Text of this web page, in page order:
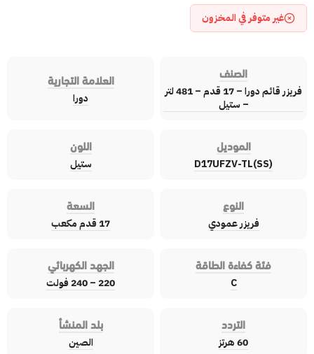
غير متوفر في المخزون
الصنف
فريزر قائم دورا – 17 قدم – 481 لتر
– ستيل
العلامة التجارية
دورا
الموديل
D17UFZV-TL(SS)
اللون
ستيل
النوع
فريزر عمودي
السعة
17 قدم مكعب
فئة كفاءة الطاقة
C
الجهد الكهربائي
220 – 240 فولت
التردد
60 هرتز
بلد المنشأ
الصين